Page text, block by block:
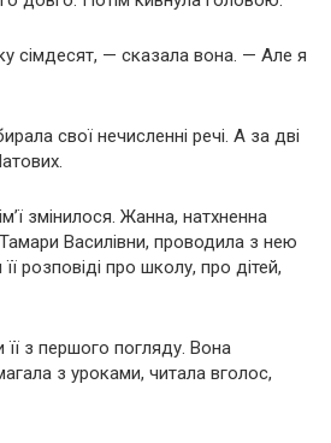
сімдесят, — сказала вона. — Але я
свої нечисленні речі. А за дві
змінилося. Жанна, натхненна
Василівни, проводила з нею
розповіді про школу, про дітей,
з першого погляду. Вона
з уроками, читала вголос,